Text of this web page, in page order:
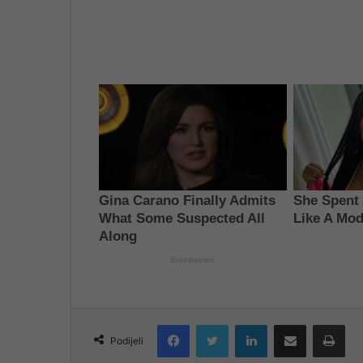
Podijeli
FacebookTwitter LinkedInShare via Email